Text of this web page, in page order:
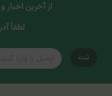
از آخرین
لطفاً
ثبت